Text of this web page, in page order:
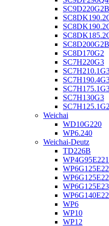
SC8D170G2
SC7H220G3
SC7H130G3
Weichai
WD10G220
WP6.240
Weichai-Deutz
TD226B
WP4G95E221
WP6G125E23
WP6
WP10
WP12